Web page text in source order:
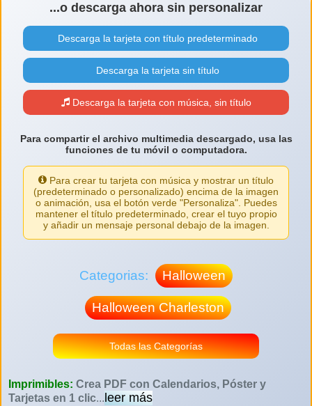
...o descarga ahora sin personalizar
Descarga la tarjeta con título predeterminado
Descarga la tarjeta sin título
Descarga la tarjeta con música, sin título
Para compartir el archivo multimedia descargado, usa las
funciones de tu móvil o computadora.
Para crear tu tarjeta con música y mostrar un título
(predeterminado o personalizado) encima de la imagen
o animación, usa el botón verde "Personaliza". Puedes
mantener el título predeterminado, crear el tuyo propio
y añadir un mensaje personal debajo de la imagen.
Categorias: Halloween
Halloween Charleston
Todas las Categorías
Imprimibles: Crea PDF con Calendarios, Póster y
Tarjetas en 1 clic... leer más